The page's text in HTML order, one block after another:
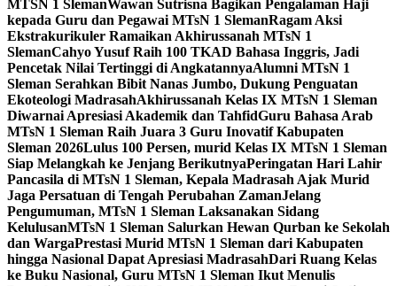
MTSN 1 SlemanWawan Sutrisna Bagikan Pengalaman Haji
kepada Guru dan Pegawai MTsN 1 SlemanRagam Aksi
Ekstrakurikuler Ramaikan Akhirussanah MTsN 1
SlemanCahyo Yusuf Raih 100 TKAD Bahasa Inggris, Jadi
Pencetak Nilai Tertinggi di AngkatannyaAlumni MTsN 1
Sleman Serahkan Bibit Nanas Jumbo, Dukung Penguatan
Ekoteologi MadrasahAkhirussanah Kelas IX MTsN 1 Sleman
Diwarnai Apresiasi Akademik dan TahfidGuru Bahasa Arab
MTsN 1 Sleman Raih Juara 3 Guru Inovatif Kabupaten
Sleman 2026Lulus 100 Persen, murid Kelas IX MTsN 1 Sleman
Siap Melangkah ke Jenjang BerikutnyaPeringatan Hari Lahir
Pancasila di MTsN 1 Sleman, Kepala Madrasah Ajak Murid
Jaga Persatuan di Tengah Perubahan ZamanJelang
Pengumuman, MTsN 1 Sleman Laksanakan Sidang
KelulusanMTsN 1 Sleman Salurkan Hewan Qurban ke Sekolah
dan WargaPrestasi Murid MTsN 1 Sleman dari Kabupaten
hingga Nasional Dapat Apresiasi MadrasahDari Ruang Kelas
ke Buku Nasional, Guru MTsN 1 Sleman Ikut Menulis